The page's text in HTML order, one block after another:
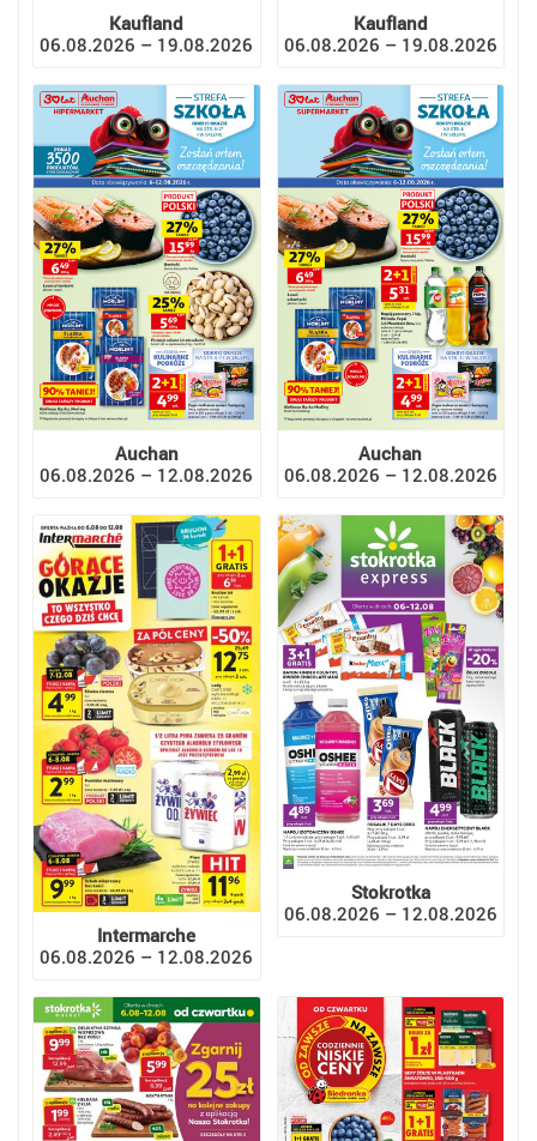
Kaufland
06.08.2026 – 19.08.2026
Kaufland
06.08.2026 – 19.08.2026
Auchan
06.08.2026 – 12.08.2026
Auchan
06.08.2026 – 12.08.2026
Intermarche
06.08.2026 – 12.08.2026
Stokrotka
06.08.2026 – 12.08.2026